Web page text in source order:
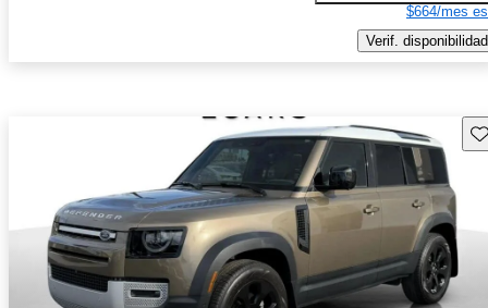
$664/mes
Verif. disponibilidad